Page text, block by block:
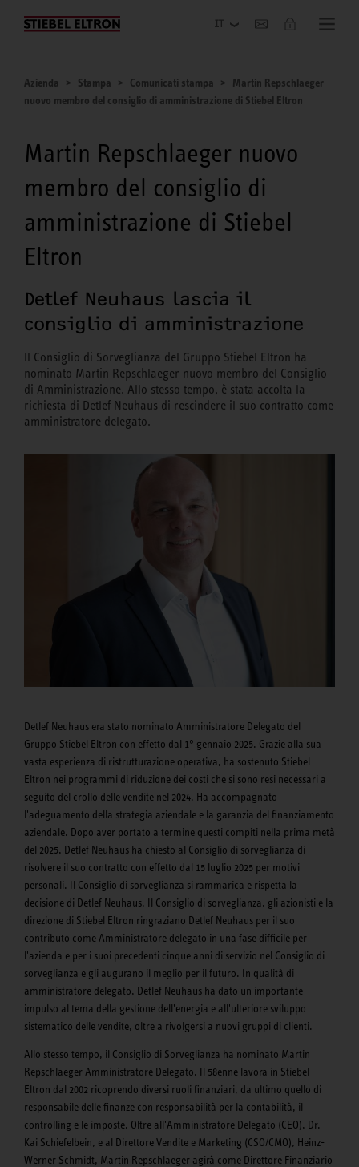
Azienda
Azienda Stampa Comunicati stampa
Martin Repschlaeger
nuovo membro del consiglio di amministrazione di Stiebel Eltron
Martin Repschlaeger nuovo
membro del consiglio di
amministrazione di Stiebel
Eltron
Detlef Neuhaus lascia il
consiglio di amministrazione
Il Consiglio di Sorveglianza del Gruppo Stiebel Eltron ha
nominato Martin Repschlaeger nuovo membro del Consiglio
di Amministrazione. Allo stesso tempo, è stata accolta la
richiesta di Detlef Neuhaus di rescindere il suo contratto come
amministratore delegato.
Detlef Neuhaus era stato nominato Amministratore Delegato del
Gruppo Stiebel Eltron con effetto dal 1° gennaio 2025. Grazie alla sua
vasta esperienza di ristrutturazione operativa, ha sostenuto Stiebel
Eltron nei programmi di riduzione dei costi che si sono resi necessari a
seguito del crollo delle vendite nel 2024. Ha accompagnato
l'adeguamento della strategia aziendale e la garanzia del finanziamento
aziendale. Dopo aver portato a termine questi compiti nella prima metà
del 2025, Detlef Neuhaus ha chiesto al Consiglio di sorveglianza di
risolvere il suo contratto con effetto dal 15 luglio 2025 per motivi
personali. Il Consiglio di sorveglianza si rammarica e rispetta la
decisione di Detlef Neuhaus. Il Consiglio di sorveglianza, gli azionisti e la
direzione di Stiebel Eltron ringraziano Detlef Neuhaus per il suo
contributo come Amministratore delegato in una fase difficile per
l'azienda e per i suoi precedenti cinque anni di servizio nel Consiglio di
sorveglianza e gli augurano il meglio per il futuro. In qualità di
amministratore delegato, Detlef Neuhaus ha dato un importante
impulso al tema della gestione dell'energia e all'ulteriore sviluppo
sistematico delle vendite, oltre a rivolgersi a nuovi gruppi di clienti.
Allo stesso tempo, il Consiglio di Sorveglianza ha nominato Martin
Repschlaeger Amministratore Delegato. Il 58enne lavora in Stiebel
Eltron dal 2002 ricoprendo diversi ruoli finanziari, da ultimo quello di
responsabile delle finanze con responsabilità per la contabilità, il
controlling e le imposte. Oltre all'Amministratore Delegato (CEO), Dr.
Kai Schiefelbein, e al Direttore Vendite e Marketing (CSO/CMO), Heinz-
Werner Schmidt, Martin Repschlaeger agirà come Direttore Finanziario